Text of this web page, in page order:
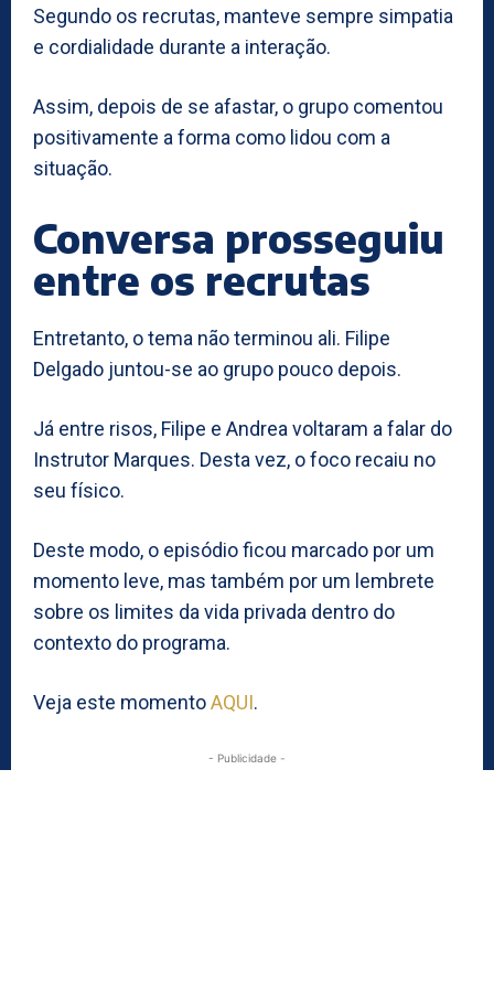
Segundo os recrutas, manteve sempre simpatia
e cordialidade durante a interação.
Assim, depois de se afastar, o grupo comentou
positivamente a forma como lidou com a
situação.
Conversa prosseguiu
entre os recrutas
Entretanto, o tema não terminou ali. Filipe
Delgado juntou-se ao grupo pouco depois.
Já entre risos, Filipe e Andrea voltaram a falar do
Instrutor Marques. Desta vez, o foco recaiu no
seu físico.
Deste modo, o episódio ficou marcado por um
momento leve, mas também por um lembrete
sobre os limites da vida privada dentro do
contexto do programa.
Veja este momentoAQUI.
- Publicidade -